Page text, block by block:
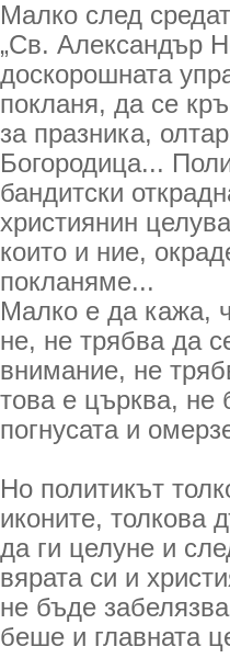
Малко след
„Св. Александър
доскорошната
покланя, да се
за празника,
Богородица...
бандитски
християнин
които и ние,
покланяме...
Малко е да кажа,
не, не трябва да
внимание, не
това е църква, не
погнусата и
Но политикът
иконите, толкова
да ги целуне и
вярата си и
не бъде
беше и главната